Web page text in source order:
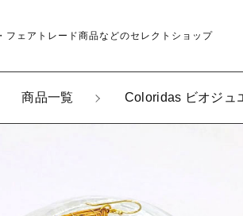
フェアトレード商品などのセレクトショップ
商品一覧 Coloridas ビオジュ
Coloridas ビオジュエリー ティアドロ